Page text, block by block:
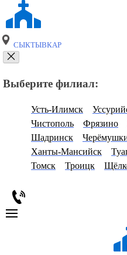
СЫКТЫВКАР
Выберите филиал:
Усть-Илимск
Чистополь
Фрязино
Шадринск
Ханты-Мансийск
Томск
Троицк